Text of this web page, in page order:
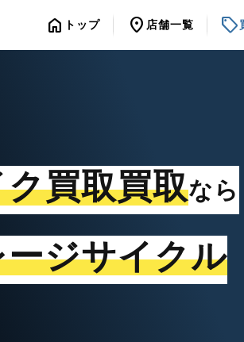
home トップ location_on 店舗一覧 sell
買取買取なら
ジサイクル